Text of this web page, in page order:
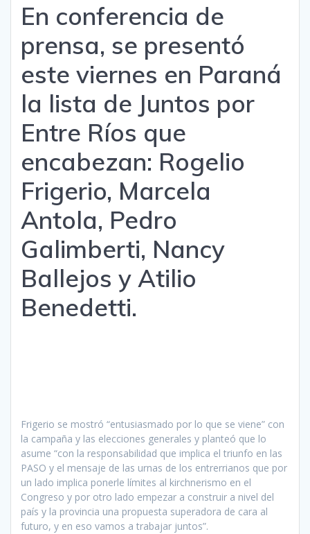
En conferencia de
prensa, se presentó
este viernes en Paraná
la lista de Juntos por
Entre Ríos que
encabezan: Rogelio
Frigerio, Marcela
Antola, Pedro
Galimberti, Nancy
Ballejos y Atilio
Benedetti.
Frigerio se mostró “entusiasmado por lo que se viene” con
la campaña y las elecciones generales y planteó que lo
asume “con la responsabilidad que implica el triunfo en las
PASO y el mensaje de las urnas de los entrerrianos que por
un lado implica ponerle límites al kirchnerismo en el
Congreso y por otro lado empezar a construir a nivel del
país y la provincia una propuesta superadora de cara al
futuro, y en eso vamos a trabajar juntos”.